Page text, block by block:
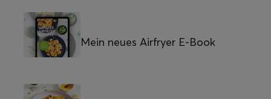
Mein neues Airfryer E-Book